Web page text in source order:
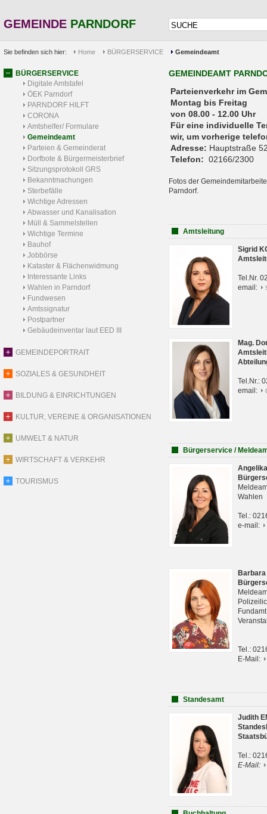
GEMEINDE PARNDORF
Sie befinden sich hier: Home BÜRGERSERVICE Gemeindeamt
BÜRGERSERVICE
Digitale Amtstafel
ÖEK Parndorf
PARNDORF HILFT
CORONA
Amtshelfer/ Formulare
Gemeindeamt
Parteien & Gemeinderat
Dorfbote & Bürgermeisterbrief
Sitzungsprotokoll GRS
Bekanntmachungen
Sterbefälle
Wichtige Adressen
Abwasser und Kanalisation
Müll & Sammelstellen
Wichtige Termine
Bauhof
Jobbörse
Kataster & Flächenwidmung
Interessante Links
Wahlen in Parndorf
Fundwesen
Amtssignatur
Postpartner
Gebäudeinventar laut EED III
GEMEINDEPORTRAIT
SOZIALES & GESUNDHEIT
BILDUNG & EINRICHTUNGEN
KULTUR, VEREINE & ORGANISATIONEN
UMWELT & NATUR
WIRTSCHAFT & VERKEHR
TOURISMUS
GEMEINDEAMT
Parteienverkehr
Montag bis Freitag
von 08.00 - 12.00 Uhr
Für eine individuelle
wir, um vorherige
Adresse: Hauptstraße
Telefon: 02166/2300
Fotos der
Parndorf.
Amtsleitung
Sigrid
Tel.Nr.
email:
Mag.
Tel.Nr.:
email:
Bürgerservice /
Wahlen
Tel.:
e-mail:
Tel.:
E-Mail:
Standesamt
Judith
Tel.:
E-Mail: